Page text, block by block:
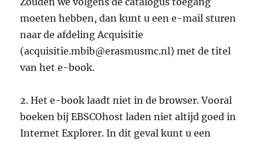
moeten hebben, dan kunt u een e-mail sturen
naar de afdeling Acquisitie
(acquisitie.mbib@erasmusmc.nl) met de titel
van het e-book.
2. Het e-book laadt niet in de browser. Vooral
boeken bij EBSCOhost laden niet altijd goed in
Internet Explorer. In dit geval kunt u een